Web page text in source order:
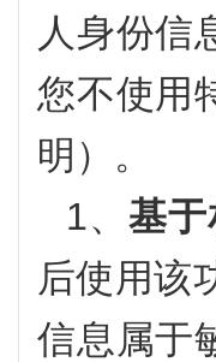
人身份信
您不使用
明）。
1、 基
后使用该
信息属于